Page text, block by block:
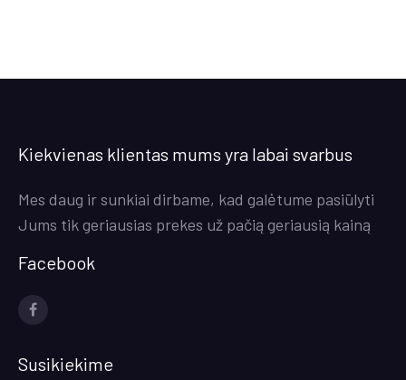
Kiekvienas klientas mums yra labai svarbus
Mes daug ir sunkiai dirbame, kad galėtume pasiūlyti
Jums tik geriausias prekes už pačią geriausią kainą
Facebook
nuorodos
Susikiekime